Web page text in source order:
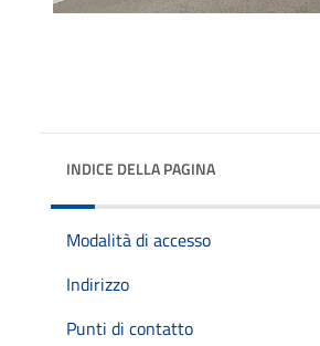
INDICE DELLA PAGINA
Modalità di accesso
Indirizzo
Punti di contatto